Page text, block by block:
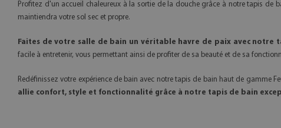
Profitez d'un accueil chaleureux à la sortie de la douche grâce à notre tapis de
maintiendra votre sol sec et propre.
Faites de votre salle de bain un véritable havre de paix avec notre
facile à entretenir, vous permettant ainsi de profiter de sa beauté et de sa
Redéfinissez votre expérience de bain avec notre tapis de bain haut de
allie confort, style et fonctionnalité grâce à notre tapis de bain